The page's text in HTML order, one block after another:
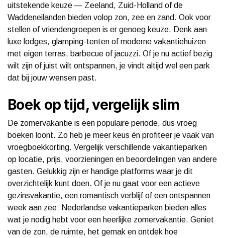
uitstekende keuze — Zeeland, Zuid-Holland of de
Waddeneilanden bieden volop zon, zee en zand. Ook voor
stellen of vriendengroepen is er genoeg keuze. Denk aan
luxe lodges, glamping-tenten of moderne vakantiehuizen
met eigen terras, barbecue of jacuzzi. Of je nu actief bezig
wilt zijn of juist wilt ontspannen, je vindt altijd wel een park
dat bij jouw wensen past.
Boek op tijd, vergelijk slim
De zomervakantie is een populaire periode, dus vroeg
boeken loont. Zo heb je meer keus én profiteer je vaak van
vroegboekkorting. Vergelijk verschillende vakantieparken
op locatie, prijs, voorzieningen en beoordelingen van andere
gasten. Gelukkig zijn er handige platforms waar je dit
overzichtelijk kunt doen. Of je nu gaat voor een actieve
gezinsvakantie, een romantisch verblijf of een ontspannen
week aan zee: Nederlandse vakantieparken bieden alles
wat je nodig hebt voor een heerlijke zomervakantie. Geniet
van de zon, de ruimte, het gemak en ontdek hoe